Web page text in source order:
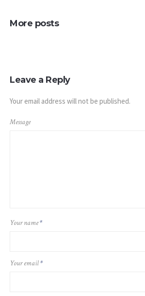
More posts
Leave a Reply
Your email address will not be published.
Message
Your name*
Your email*